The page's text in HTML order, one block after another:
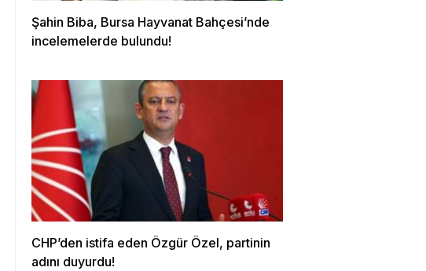
Şahin Biba, Bursa Hayvanat Bahçesi’nde
incelemelerde bulundu!
CHP’den istifa eden Özgür Özel, partinin
adını duyurdu!